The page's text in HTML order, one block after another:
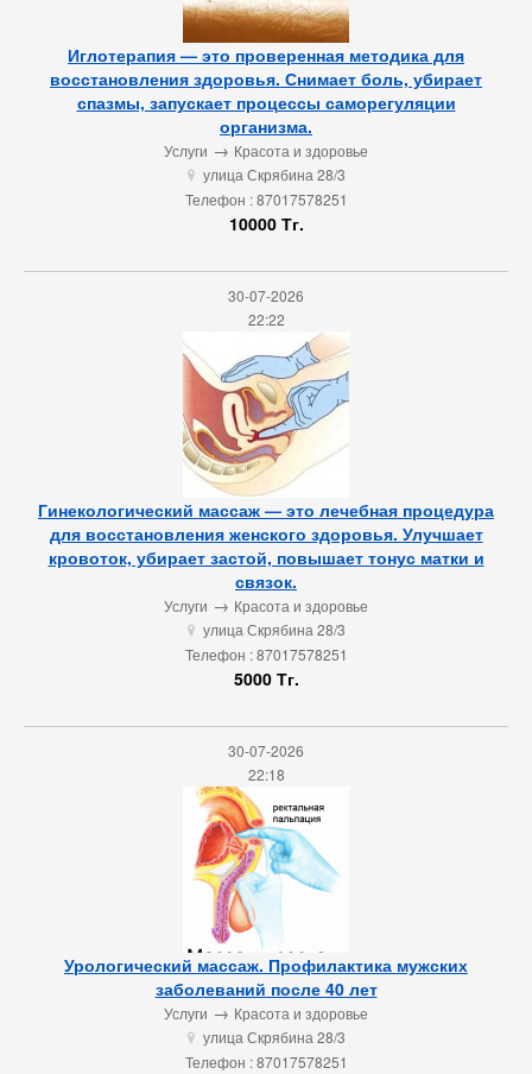
Иглотерапия — это проверенная методика для
восстановления здоровья. Снимает боль, убирает
спазмы, запускает процессы саморегуляции
организма.
Услуги → Красота и здоровье
u улица Скрябина 28/3
Телефон : 87017578251
10000 Тг.
30-07-2026
22:22
Гинекологический массаж — это лечебная процедура
для восстановления женского здоровья. Улучшает
кровоток, убирает застой, повышает тонус матки и
связок.
Услуги → Красота и здоровье
u улица Скрябина 28/3
Телефон : 87017578251
5000 Тг.
30-07-2026
22:18
Урологический массаж. Профилактика мужских
заболеваний после 40 лет
Услуги → Красота и здоровье
u улица Скрябина 28/3
Телефон : 87017578251